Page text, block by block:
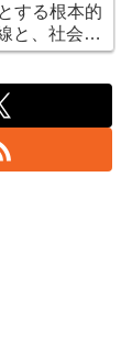
する根本的
と、社会的